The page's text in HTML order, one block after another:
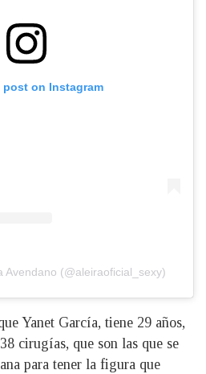
post on Instagram
Avendano (@aleiraoficial_sexy)
Yanet García, tiene 29 años,
cirugías, que son las que se
para tener la figura que